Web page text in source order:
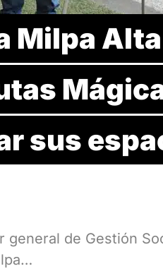
Milpa
sus
general de Gestión